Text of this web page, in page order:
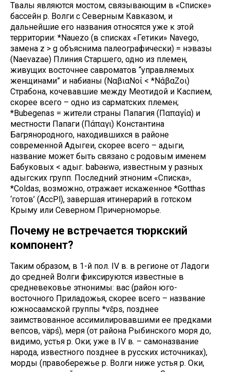
Твалы являются мостом, связывающим в «Списке»
бассейн р. Волги с Северным Кавказом, и
дальнейшие его названия относятся уже к этой
территории: *Nauezo (в списках «Гетики» Navego,
замена z > g объяснима палеографически) = нэвазы
(Naevazae) Плиния Старшего, одно из племен,
живущих восточнее савроматов “управляемых
женщинами” и набианы (ΝαβιαΝοί < *ΝάβαΖοι)
Страбона, кочевавшие между Меотидой и Каспием,
скорее всего – одно из сарматских племен;
*Bubegenas = жители страны Папагия (Παπαγία) и
местности Папаги (Πάπαγι) Константина
Багрянородного, находившихся в районе
современной Адыгеи, скорее всего – адыги,
название может быть связано с родовым именем
Бабуковых < адыг. babǝʁwǝ, известным у разных
адыгских групп. Последний этноним «Списка»,
*Coldas, возможно, отражает искаженное *Gotthas
‘готов’ (AccPl), завершая итинерарий в готском
Крыму или Северном Причерноморье.
Почему не встречается тюркский
компонент?
Таким образом, в 1-й пол. IV в. в регионе от Ладоги
до средней Волги фиксируются известные в
средневековье этнонимы: вас (район юго-
восточного Приладожья, скорее всего – название
южносаамской группы *vɛ̄ps, позднее
заимствованное ассимилировавшими ее предками
вепсов, väpś), меря (от района Рыбинского моря до,
видимо, устья р. Оки; уже в IV в. – самоназвание
народа, известного позднее в русских источниках),
морды (правобережье р. Волги ниже устья р. Оки,